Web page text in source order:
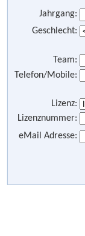
Jahrgang:
Geschlecht:
Team:
Telefon/Mobile:
Lizenz:
Lizenznummer:
eMail Adresse: